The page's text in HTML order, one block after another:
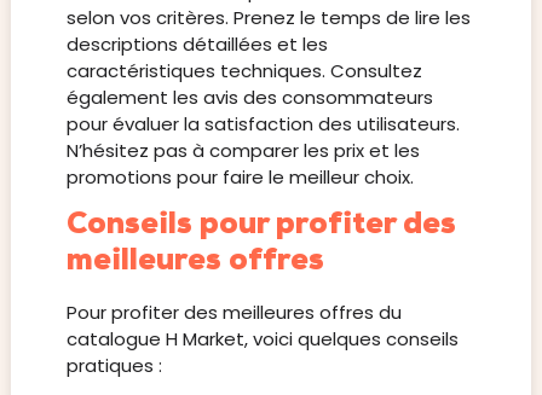
selon vos critères. Prenez le temps de lire les
descriptions détaillées et les
caractéristiques techniques. Consultez
également les avis des consommateurs
pour évaluer la satisfaction des utilisateurs.
N’hésitez pas à comparer les prix et les
promotions pour faire le meilleur choix.
Conseils pour profiter des
meilleures offres
Pour profiter des meilleures offres du
catalogue H Market, voici quelques conseils
pratiques :